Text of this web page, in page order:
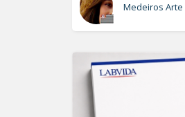
Medeiros Arte